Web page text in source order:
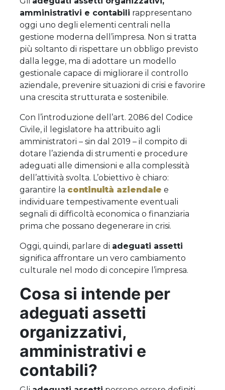
amministrativi e contabili rappresentano
oggi uno degli elementi centrali nella
gestione moderna dell’impresa. Non si tratta
più soltanto di rispettare un obbligo previsto
dalla legge, ma di adottare un modello
gestionale capace di migliorare il controllo
aziendale, prevenire situazioni di crisi e favorire
una crescita strutturata e sostenibile.
Con l’introduzione dell’art. 2086 del Codice
Civile, il legislatore ha attribuito agli
amministratori – sin dal 2019 – il compito di
dotare l’azienda di strumenti e procedure
adeguati alle dimensioni e alla complessità
dell’attività svolta. L’obiettivo è chiaro:
garantire la continuità aziendale e
individuare tempestivamente eventuali
segnali di difficoltà economica o finanziaria
prima che possano degenerare in crisi.
Oggi, quindi, parlare di adeguati assetti
significa affrontare un vero cambiamento
culturale nel modo di concepire l’impresa.
Cosa si intende per
adeguati assetti
organizzativi,
amministrativi e
contabili?